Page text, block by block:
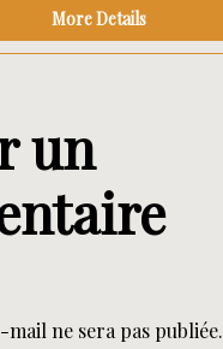
More Details
un
mail ne sera pas publiée.